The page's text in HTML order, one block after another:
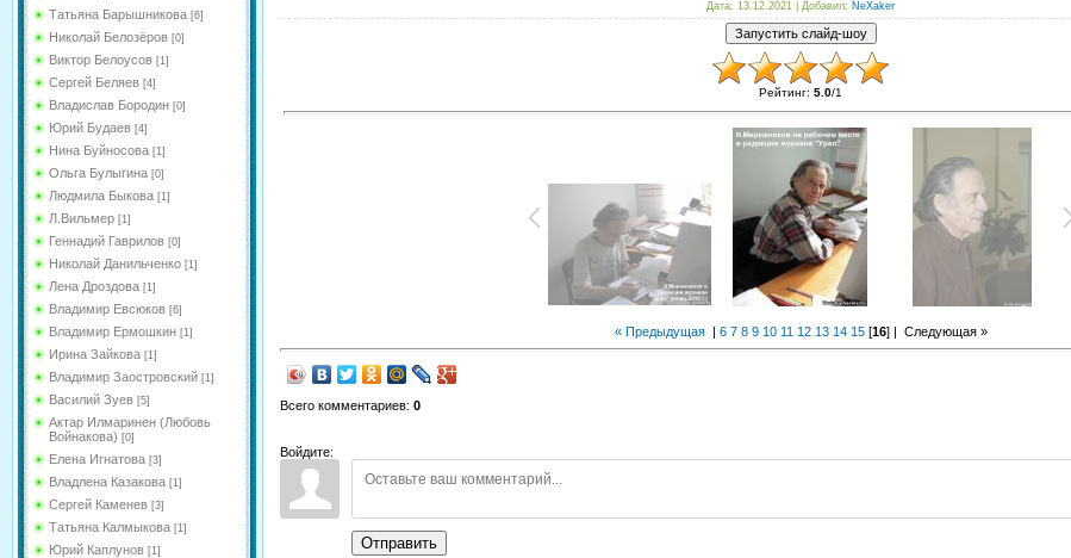
Татьяна Барышникова [6]
Николай Белозёров [0]
Виктор Белоусов [1]
Сергей Беляев [4]
Владислав Бородин [0]
Юрий Будаев [4]
Нина Буйносова [1]
Ольга Булыгина [0]
Людмила Быкова [1]
Л.Вильмер [1]
Геннадий Гаврилов [0]
Николай Данильченко [1]
Лена Дроздова [1]
Владимир Евсюков [6]
Владимир Ермошкин [1]
Ирина Зайкова [1]
Владимир Заостровский [1]
Василий Зуев [5]
Актар Илмаринен (Любовь
Войнакова) [0]
Елена Игнатова [3]
Владлена Казакова [1]
Сергей Каменев [3]
Татьяна Калмыкова [1]
Юрий Каплунов [1]
Дата: 13.12.2021 | Добавил: NeXaker
Рейтинг: 5.0/1
« Предыдущая| 6 7 8 9 10 11 12 13 14 15[16] | Следующая »
Всего комментариев: 0
Войдите:
Отправить